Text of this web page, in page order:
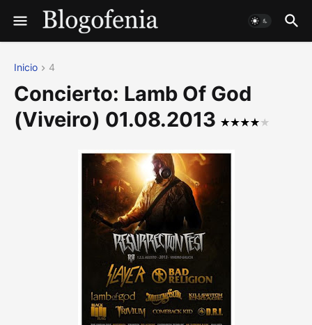
Inicio 4
Concierto: Lamb Of God
(Viveiro) 01.08.2013